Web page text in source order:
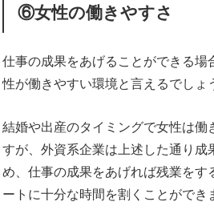
⑥女性の働きやすさ
仕事の成果をあげることができる場
性が働きやすい環境と言えるでしょ
結婚や出産のタイミングで女性は働
すが、外資系企業は上述した通り成
め、仕事の成果をあげれば残業をす
ートに十分な時間を割くことができ